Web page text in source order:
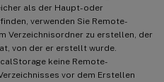
als der Haupt- oder
verwenden Sie Remote-
Verzeichnisordner zu erstellen, der
von der er erstellt wurde.
keine Remote-
vor dem Erstellen